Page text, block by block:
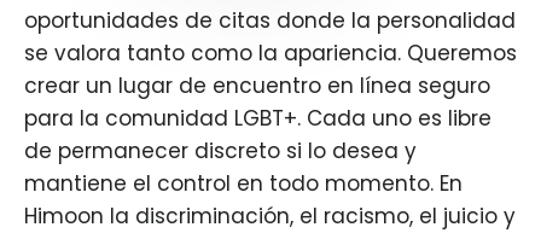
oportunidades de citas donde la personalidad
se valora tanto como la apariencia. Queremos
crear un lugar de encuentro en línea seguro
para la comunidad LGBT+. Cada uno es libre
de permanecer discreto si lo desea y
mantiene el control en todo momento. En
Himoon la discriminación, el racismo, el juicio y